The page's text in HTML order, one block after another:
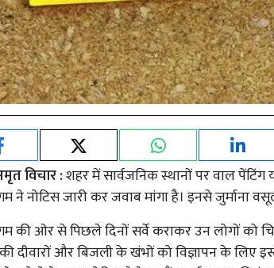
विचार :शहर में सार्वजनिक स्थानों पर वाल पेंटिंग
ने नोटिस जारी कर जवाब मांगा है। इनसे जुर्माना
की ओर से पिछले दिनों सर्वे कराकर उन लोगों को
की दीवारों और बिजली के खंभों को विज्ञापन के लिए